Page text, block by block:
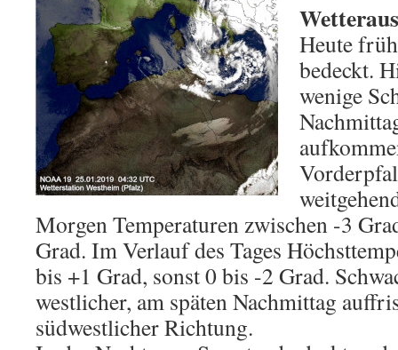
Heute
bedeckt.
wenige
Morgen Temperaturen zwischen -3
Grad. Im Verlauf des Tages
bis +1 Grad, sonst 0 bis -2 Grad.
westlicher, am späten Nachmittag
südwestlicher Richtung.